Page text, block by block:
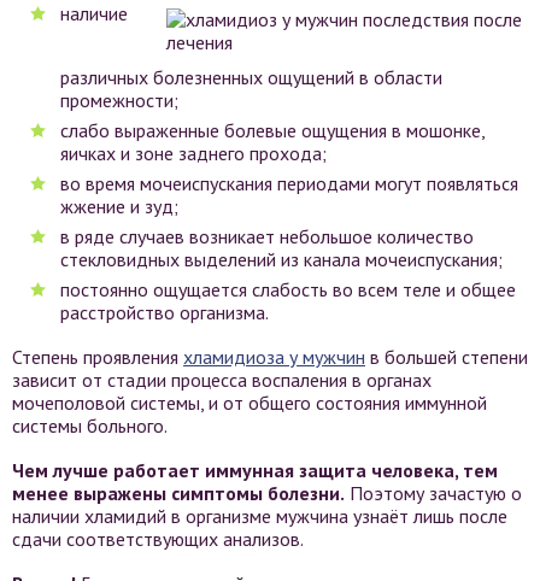
наличие
различных болезненных ощущений в области
промежности;
слабо выраженные болевые ощущения в мошонке,
яичках и зоне заднего прохода;
во время мочеиспускания периодами могут появляться
жжение и зуд;
в ряде случаев возникает небольшое количество
стекловидных выделений из канала мочеиспускания;
постоянно ощущается слабость во всем теле и общее
расстройство организма.
Степень проявления хламидиоза у мужчин в большей степени
зависит от стадии процесса воспаления в органах
мочеполовой системы, и от общего состояния иммунной
системы больного.
Чем лучше работает иммунная защита человека, тем
менее выражены симптомы болезни. Поэтому зачастую о
наличии хламидий в организме мужчина узнаёт лишь после
сдачи соответствующих анализов.